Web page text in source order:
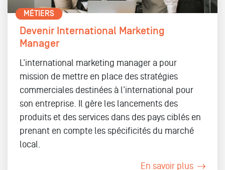
MÉTIERS
Devenir International Marketing
Manager
L’international marketing manager a pour
mission de mettre en place des stratégies
commerciales destinées à l’international pour
son entreprise. Il gère les lancements des
produits et des services dans des pays ciblés en
prenant en compte les spécificités du marché
local.
En savoir plus